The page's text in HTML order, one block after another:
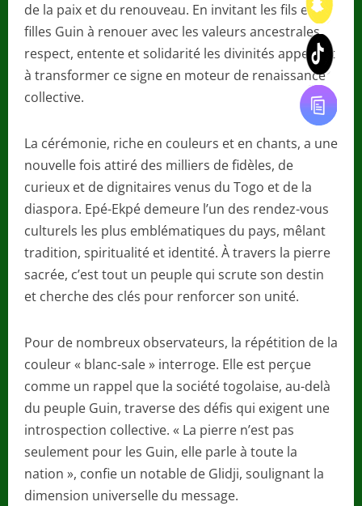
de la paix et du renouveau. En invitant les fils et
filles Guin à renouer avec les valeurs ancestrales
respect, entente et solidarité les divinités appellent
à transformer ce signe en moteur de renaissance
collective.
La cérémonie, riche en couleurs et en chants, a une
nouvelle fois attiré des milliers de fidèles, de
curieux et de dignitaires venus du Togo et de la
diaspora. Epé-Ekpé demeure l’un des rendez-vous
culturels les plus emblématiques du pays, mêlant
tradition, spiritualité et identité. À travers la pierre
sacrée, c’est tout un peuple qui scrute son destin
et cherche des clés pour renforcer son unité.
Pour de nombreux observateurs, la répétition de la
couleur « blanc-sale » interroge. Elle est perçue
comme un rappel que la société togolaise, au-delà
du peuple Guin, traverse des défis qui exigent une
introspection collective. « La pierre n’est pas
seulement pour les Guin, elle parle à toute la
nation », confie un notable de Glidji, soulignant la
dimension universelle du message.